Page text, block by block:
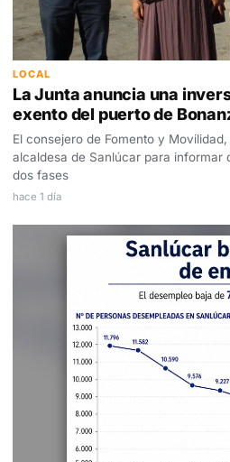
LOCAL
La Junta anuncia una
exento del puerto de
El consejero de Fomento y
alcaldesa de Sanlúcar para informar
dos fases
hace 1 día